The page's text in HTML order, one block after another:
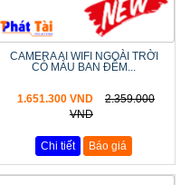
CAMERA AI WIFI NGOÀI TRỜI
CÓ MÀU BAN ĐÊM...
1.651.300 VND
2.359.000
VND
Chi tiết Báo giá